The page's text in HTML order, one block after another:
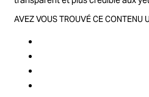
AVEZ VOUS TROUVÉ CE CONTENU